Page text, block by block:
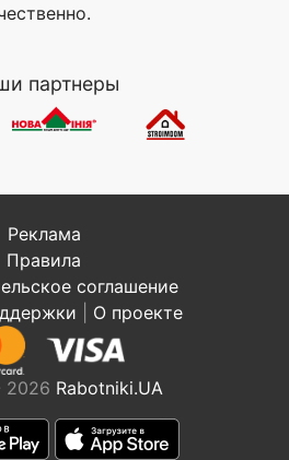
партнеры
Реклама
Правила
соглашение
О проекте
2026 Rabotniki.UA